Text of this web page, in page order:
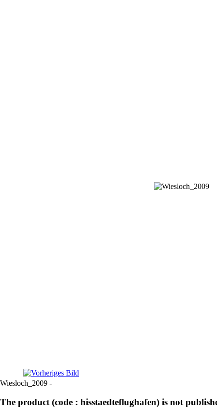
Wiesloch_2009 -
The product (code : hisstaedteflughafen) is not